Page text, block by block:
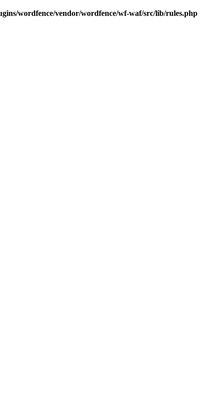
wordfence/vendor/wordfence/wf-waf/src/lib/rules.php